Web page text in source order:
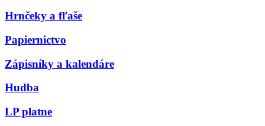
Hrnčeky a fľaše
Papiernictvo
Zápisníky a kalendáre
Hudba
LP platne